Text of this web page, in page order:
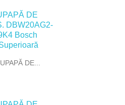
rapida
DE...